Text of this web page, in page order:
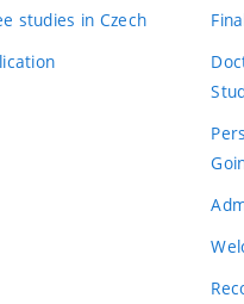
studies in Czech